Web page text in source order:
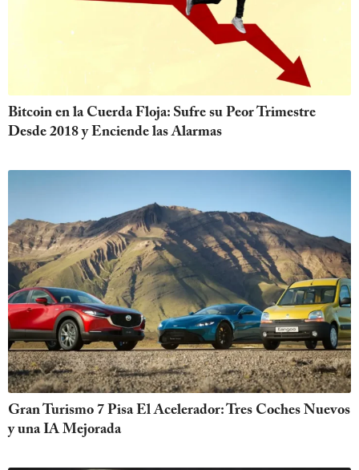
Bitcoin en la Cuerda Floja: Sufre su Peor Trimestre
Desde 2018 y Enciende las Alarmas
Gran Turismo 7 Pisa El Acelerador: Tres Coches Nuevos
y una IA Mejorada